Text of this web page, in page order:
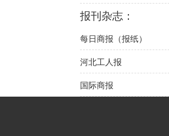
报刊杂志：
每日商报（报纸）
河北工人报
国际商报